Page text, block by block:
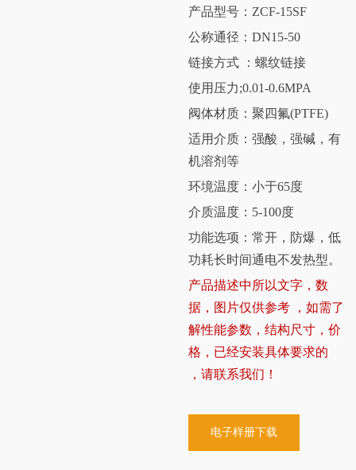
产品型号：ZCF-15SF
公称通径：DN15-50
链接方式 ：螺纹链接
使用压力;0.01-0.6MPA
阀体材质：聚四氟(PTFE)
适用介质：强酸，强碱，有
机溶剂等
环境温度：小于65度
介质温度：5-100度
功能选项：常开，防爆，低
功耗长时间通电不发热型。
产品描述中所以文字，数
据，图片仅供参考 ，如需了
解性能参数，结构尺寸，价
格，已经安装具体要求的
，请联系我们！
电子样册下载